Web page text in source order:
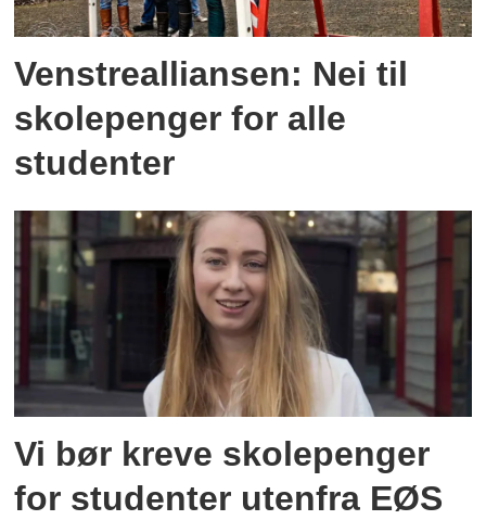
Venstrealliansen: Nei til
skolepenger for alle
studenter
Vi bør kreve skolepenger
for studenter utenfra EØS